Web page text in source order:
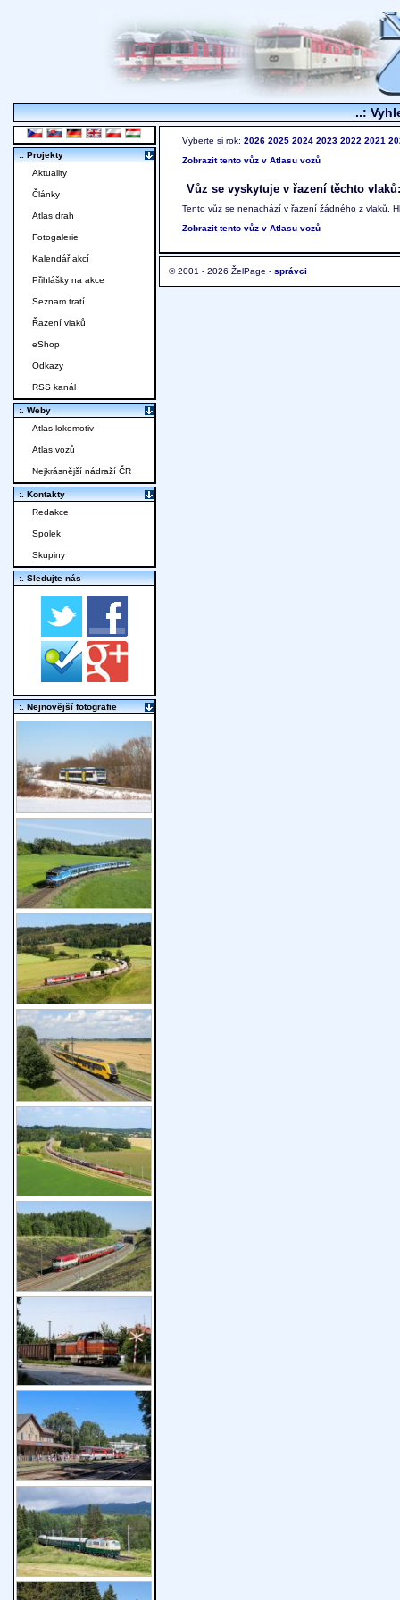
..:
Vyberte si rok: 2026 2025 2024 2023 2022 2021
Zobrazit tento vůz v Atlasu vozů
Vůz se vyskytuje v řazení těchto vlaků:
Tento vůz se nenachází v řazení žádného z vlaků.
Zobrazit tento vůz v Atlasu vozů
© 2001 - 2026 ŽelPage - správci
:. Projekty
Aktuality
Články
Atlas drah
Fotogalerie
Kalendář akcí
Přihlášky na akce
Seznam tratí
Řazení vlaků
eShop
Odkazy
RSS kanál
:. Weby
Atlas lokomotiv
Atlas vozů
Nejkrásnější nádraží ČR
:. Kontakty
Redakce
Spolek
Skupiny
:. Sledujte nás
:. Nejnovější fotografie